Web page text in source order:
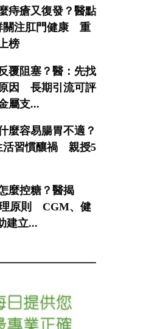
痔瘡又復發？醫點
關注肛門健康 重
榜
覆阻塞？醫：先找
因 長期引流可評
屬支...
麼容易腸胃不適？
活習慣釀禍 親授5
麼控糖？醫揭
原則 CGM、健
建立...